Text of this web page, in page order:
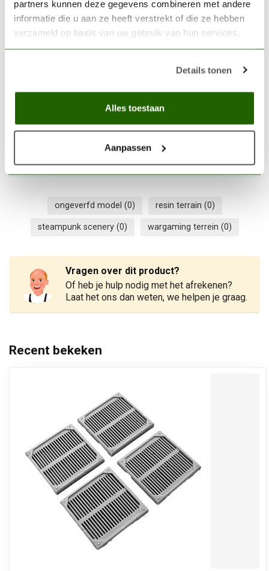
partners kunnen deze gegevens combineren met andere
informatie die u aan ze heeft verstrekt of die ze hebben
verzameld op basis van uw gebruik van hun services.
Details tonen
Alles toestaan
Aanpassen
AK INTERACTIVE
AK interactive Concrete
Ruins Basing Bits - 8x -
GAMERS GRASS
Basing Bits - GGBB-TE
Niet op voorraad
€15,95
ongeverfd model (0) resin terrain (0)
steampunk scenery (0) wargaming terrein (0)
Vragen over dit product?
Of heb je hulp nodig met het afrekenen?
Laat het ons dan weten, we helpen je graag.
Recent bekeken